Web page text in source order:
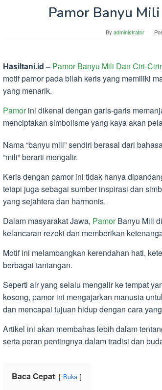
Pamor Banyu
By administrator
Hasiltani.id – Pamor Banyu Mili Dan Ciri-
motif pamor pada bilah keris yang memiliki
yang menarik.
Pamorini dikenal dengan garis-garis
menciptakan simbolisme yang kaya akan
Nama “banyu mili” sendiri berasal dari
“mili” berarti mengalir.
Keris dengan pamor ini tidak hanya
tetapi juga sebagai sumber inspirasi dan
yang sejahtera dan harmonis.
Dalam masyarakat Jawa, PamorBanyu Mili
kelancaran rezeki dan memberikan
Motif ini melambangkan kerendahan hati,
berbagai tantangan.
Seperti air yang selalu mengalir ke tempat
kosong, pamor ini mengajarkan manusia
dan mencapai tujuan hidup dengan cara
Artikel ini akan membahas lebih dalam
serta peran pentingnya dalam tradisi dan
Baca Cepat Buka